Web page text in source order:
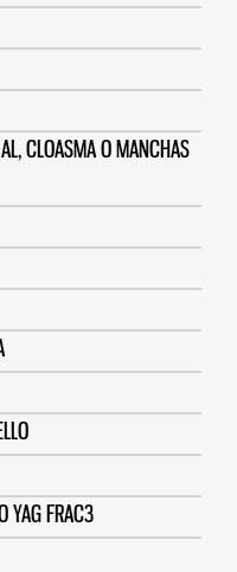
CLOASMA O MANCHAS
YAG FRAC3